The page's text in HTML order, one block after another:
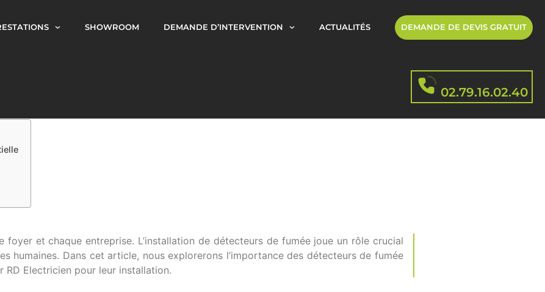
SHOWROOM DEMANDE D’INTERVENTION ACTUALITÉS DEMANDE DE DEVIS GRATUIT
02.79.16.02.40
et chaque entreprise. L’installation de détecteurs de fumée joue un rôle crucial
humaines. Dans cet article, nous explorerons l’importance des détecteurs de fumée
Electricien pour leur installation.